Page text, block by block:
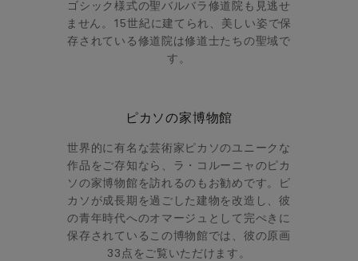
ゴシック様式の聖バルバラ修道院も見逃せ
ません。15世紀に建てられ、美しい姿で保
存されている修道院は修道士たちの聖域で
す。
ピカソの家博物館
世界的に有名な芸術家ピカソのユニークな
作品をご存知なら、ラ・コルーニャのピカ
ソの家博物館を訪れるのもお勧めです。ピ
カソが成長期を過ごした建物を改造し、彼
の青年時代へのオマージュとして完ぺきに
保存されているこの博物館では、彼の原画
33点をご覧いただけます。